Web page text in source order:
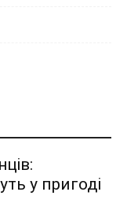
у пригоді